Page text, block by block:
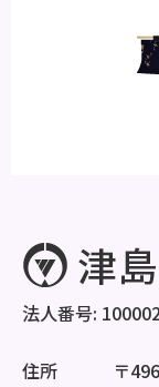
法人番号:
住所 〒